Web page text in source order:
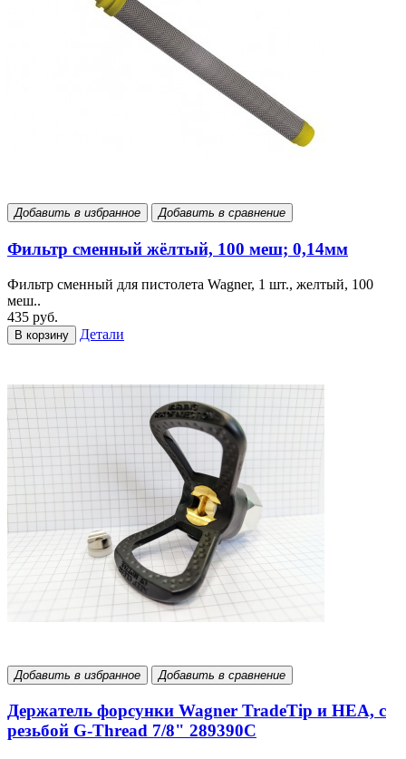
Добавить в избранное Добавить в сравнение
Фильтр сменный жёлтый, 100 меш; 0,14мм
Фильтр сменный для пистолета Wagner, 1 шт., желтый, 100
меш..
435 руб.
В корзину Детали
Добавить в избранное Добавить в сравнение
Держатель форсунки Wagner TradeTip и HEA, с
резьбой G-Thread 7/8" 289390С